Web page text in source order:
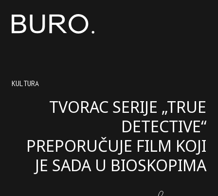
KULTURA
TVORAC SERIJE „TRUE
DETECTIVE“
PREPORUČUJE FILM KOJI
JE SADA U BIOSKOPIMA